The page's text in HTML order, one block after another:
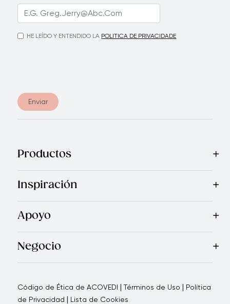
HE LEÍDO Y ENTENDIDO LA POLITICA DE PRIVACIDADE
Enviar
Productos
Mas VendidosCocinaElectrodomésticosCubiertos
Inspiración
RecetasBlogRoyal TVRevista Royal PrestigePrograma
Apoyo
Garantía Royal Prestige®Quienes SomosPolítica de
Negocio
Por qué elegirnosCómo te apoyamosBlogs -
Código de Ética de ACOVEDI |Términos de Uso | Política
de Privacidad | Lista de Cookies